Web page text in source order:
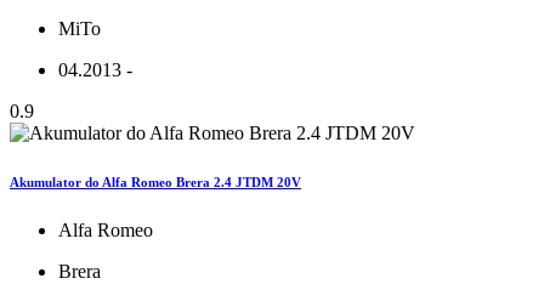
MiTo
04.2013 -
0.9
Akumulator do Alfa Romeo Brera 2.4 JTDM 20V
Alfa Romeo
Brera